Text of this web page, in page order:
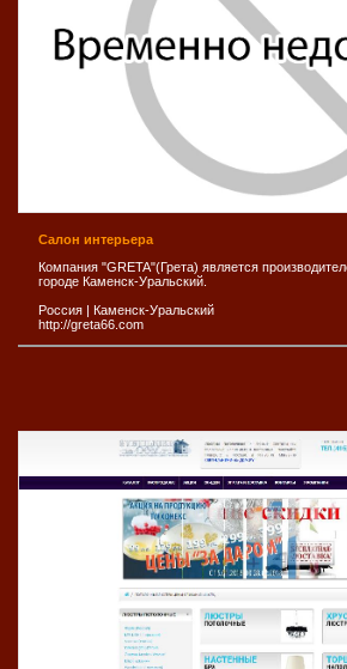
Салон интерьера
Компания "GRETA"(Грета) является
городе Каменск-Уральский.
Россия | Каменск-Уральский
http://greta66.com